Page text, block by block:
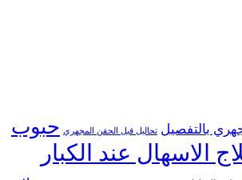
بالتفصيل تحاليل قبل الحقن المجهري حبوب
الاسهال عند الكبار